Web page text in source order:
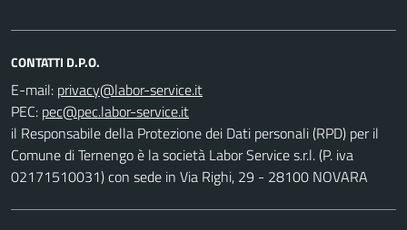
CONTATTI D.P.O.
E-mail:
PEC:
il Responsabile della Protezione dei Dati personali (RPD) per il
Comune di Ternengo è la società Labor Service s.r.l. (P. iva
02171510031) con sede in Via Righi, 29 - 28100 NOVARA